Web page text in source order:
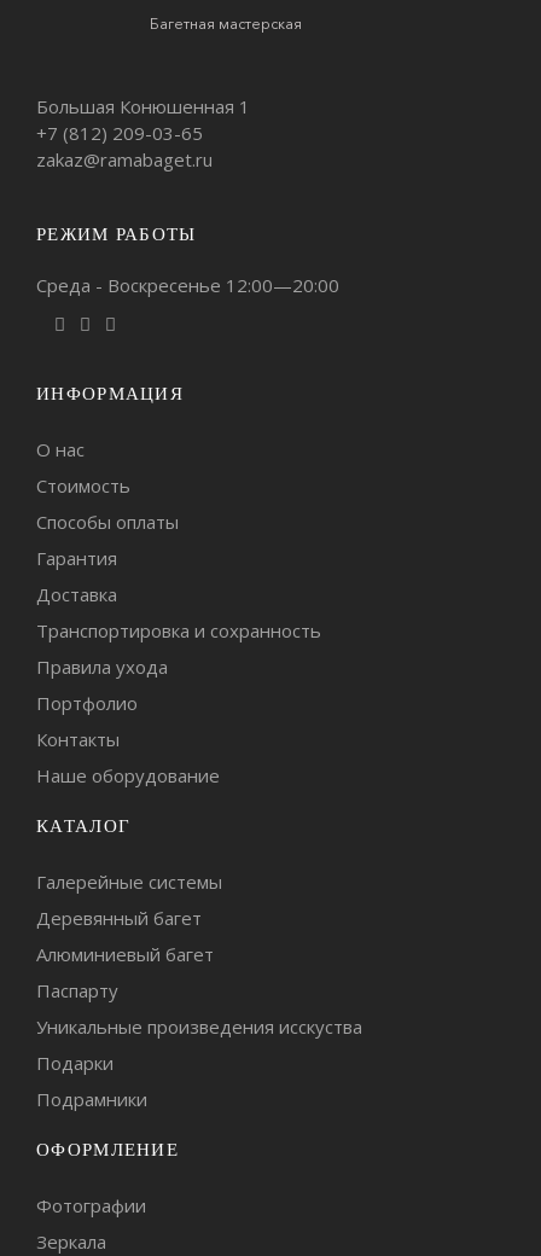
Багетная мастерская
Большая Конюшенная 1
+7 (812) 209-03-65
zakaz@ramabaget.ru
РЕЖИМ РАБОТЫ
Среда - Воскресенье 12:00—20:00
ИНФОРМАЦИЯ
О нас
Стоимость
Способы оплаты
Гарантия
Доставка
Транспортировка и сохранность
Правила ухода
Портфолио
Контакты
Наше оборудование
КАТАЛОГ
Галерейные системы
Деревянный багет
Алюминиевый багет
Паспарту
Уникальные произведения исскуства
Подарки
Подрамники
ОФОРМЛЕНИЕ
Фотографии
Зеркала